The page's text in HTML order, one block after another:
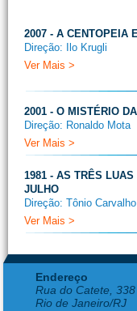
2007 - A CENTOPEIA
Direção: Ilo Krugli
Ver Mais >
2001 - O MISTÉRIO
Direção: Ronaldo Mota
Ver Mais >
1981 - AS TRÊS
JULHO
Direção: Tônio Carvalho
Ver Mais >
Endereço
Rua do Catete,
Rio de Janeiro/RJ